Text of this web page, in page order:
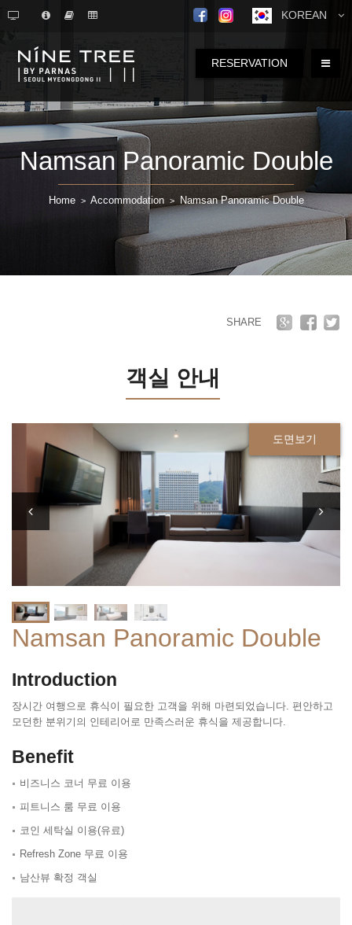
KOREAN
RESERVATION
Namsan Panoramic Double
Home > Accommodation > Namsan Panoramic Double
SHARE
객실 안내
도면보기
Namsan Panoramic Double
Introduction
장시간 여행으로 휴식이 필요한 고객을 위해 마련되었습니다. 편안하고
모던한 분위기의 인테리어로 만족스러운 휴식을 제공합니다.
Benefit
비즈니스 코너 무료 이용
피트니스 룸 무료 이용
코인 세탁실 이용(유료)
Refresh Zone 무료 이용
남산뷰 확정 객실